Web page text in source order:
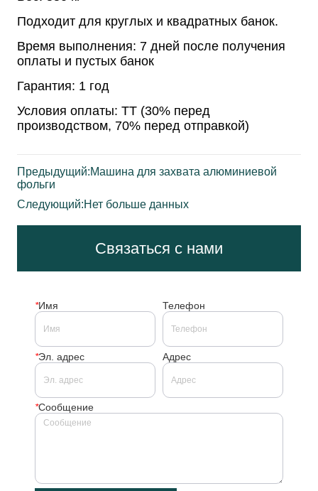
Предыдущий:Машина для захвата алюминиевой
фольги
Следующий:Нет больше данных
Связаться с нами
*Имя Телефон
*Эл. адрес Адрес
*Сообщение